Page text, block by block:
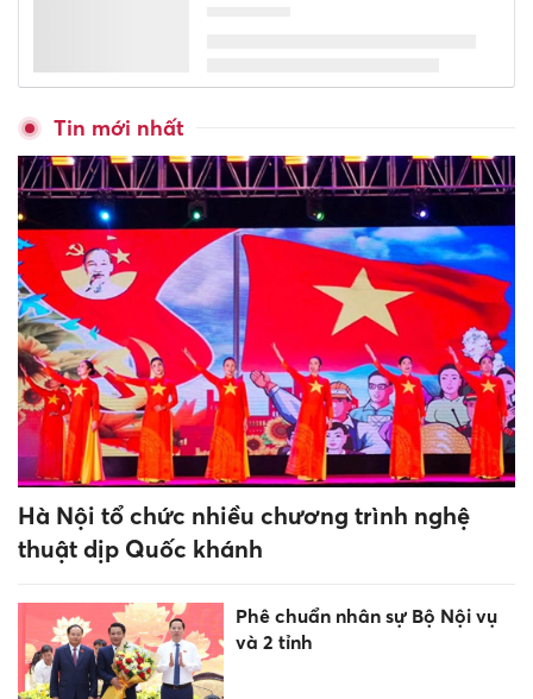
Tin mới nhất
Hà Nội tổ chức nhiều chương trình nghệ
thuật dịp Quốc khánh
Phê chuẩn nhân sự Bộ Nội vụ
và 2 tỉnh